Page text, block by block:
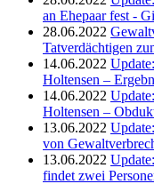
an Ehepaar fest -
28.06.2022
Tatverdächtigen
14.06.2022
Holtensen –
14.06.2022
Holtensen –
13.06.2022
von
13.06.2022
findet zwei